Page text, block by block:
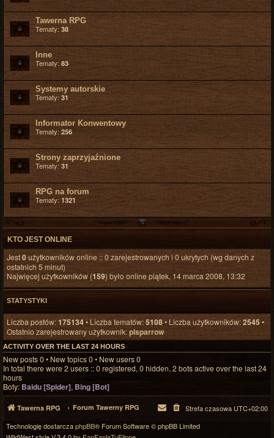
Tawerna RPG
Tematy: 38
Inne
Tematy: 83
Systemy autorskie
Tematy: 31
Informator Konwentowy
Tematy: 256
Strony zaprzyjaźnione
Tematy: 31
RPG na forum
Tematy: 1321
KTO JEST ONLINE
Jest0użytkowników online :: 0 zarejestrowanych i 0 ukrytych (wg danych z
ostatnich 5 minut)
Najwięcej użytkowników (159) było online piątek, 14 marca 2008, 13:32
STATYSTYKI
Liczba postów:175134• Liczba tematów:5108• Liczba użytkowników:2545•
Ostatnio zarejestrowany użytkownik:plsparrow
ACTIVITY OVER THE LAST 24 HOURS
New posts 0 • New topics 0 • New users 0
In total there were 2 users :: 0 registered, 0 hidden, 2 bots active over the last 24
hours
Boty: Baidu [Spider], Bing [Bot]
Tawerna RPG Forum Tawerny RPG Strefa czasowa UTC+02:00
Technologię dostarczaphpBB® Forum Software © phpBB Limited